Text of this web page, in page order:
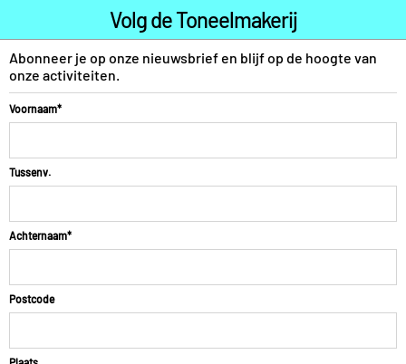
Volg de Toneelmakerij
Abonneer je op onze nieuwsbrief en blijf op de hoogte van
onze activiteiten.
Voornaam*
Tussenv.
Achternaam*
Postcode